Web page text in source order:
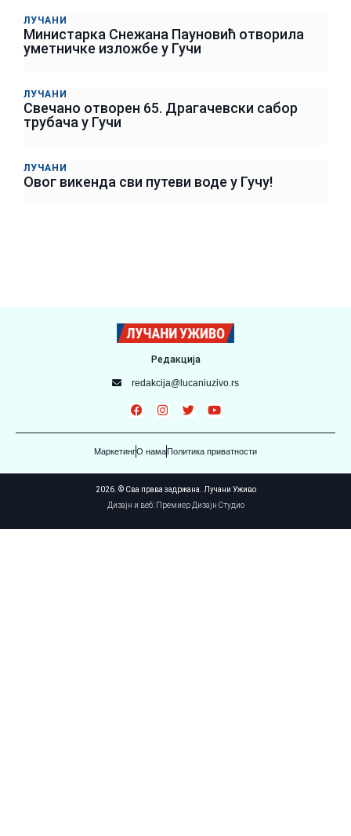
ЛУЧАНИ
Министарка Снежана Пауновић отворила
уметничке изложбе у Гучи
ЛУЧАНИ
Свечано отворен 65. Драгачевски сабор
трубача у Гучи
ЛУЧАНИ
Овог викенда сви путеви воде у Гучу!
Редакција
redakcija@lucaniuzivo.rs
МаркетингО нама Политика приватности
2026. © Сва права задржана. Лучани Уживо
Дизајн и веб: Премиер Дизајн Студио